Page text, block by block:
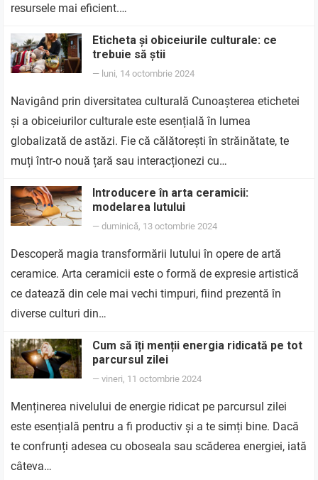
resursele mai eficient.…
Eticheta și obiceiurile culturale: ce
trebuie să știi
— luni, 14 octombrie 2024
Navigând prin diversitatea culturală Cunoașterea etichetei
și a obiceiurilor culturale este esențială în lumea
globalizată de astăzi. Fie că călătorești în străinătate, te
muți într-o nouă țară sau interacționezi cu…
Introducere în arta ceramicii:
modelarea lutului
—duminică, 13 octombrie 2024
Descoperă magia transformării lutului în opere de artă
ceramice. Arta ceramicii este o formă de expresie artistică
ce datează din cele mai vechi timpuri, fiind prezentă în
diverse culturi din…
Cum să îți menții energia ridicată pe tot
parcursul zilei
—vineri, 11 octombrie 2024
Menținerea nivelului de energie ridicat pe parcursul zilei
este esențială pentru a fi productiv și a te simți bine. Dacă
te confrunți adesea cu oboseala sau scăderea energiei, iată
câteva…